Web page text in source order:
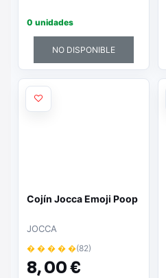
0 unidades
NO DISPONIBLE
Cojín Jocca Emoji Poop
JOCCA
� � � � �(82)
8,00 €